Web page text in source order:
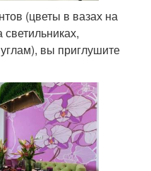
(цветы в вазах на
светильниках,
вы приглушите